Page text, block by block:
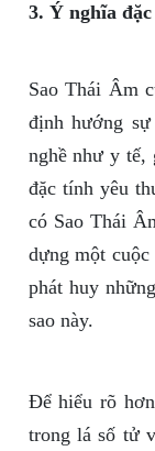
3. Ý nghĩa
Sao Thái Âm
định hướng
nghề như y tế,
đặc tính yêu
có Sao Thái
dựng một
phát huy
sao này.
Để hiểu rõ
trong lá số tử